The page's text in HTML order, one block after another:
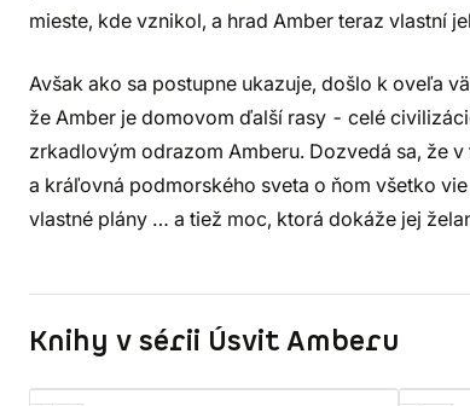
mieste, kde vznikol, a hrad Amber teraz vlastní
Avšak ako sa postupne ukazuje, došlo k oveľa
že Amber je domovom ďalší rasy - celé
zrkadlovým odrazom Amberu. Dozvedá sa, že
a kráľovná podmorského sveta o ňom všetko
vlastné plány … a tiež moc, ktorá dokáže jej
Knihy v sérii Úsvit Amberu